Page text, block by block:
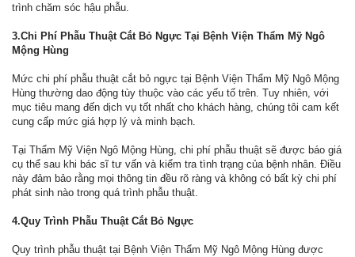
trình chăm sóc hậu phẫu.
3.Chi Phí Phẫu Thuật Cắt Bỏ Ngực Tại Bệnh Viện Thẩm Mỹ Ngô
Mộng Hùng
Mức chi phí phẫu thuật cắt bỏ ngực tại Bệnh Viện Thẩm Mỹ Ngô Mộng
Hùng thường dao động tùy thuộc vào các yếu tố trên. Tuy nhiên, với
mục tiêu mang đến dịch vụ tốt nhất cho khách hàng, chúng tôi cam kết
cung cấp mức giá hợp lý và minh bạch.
Tại Thẩm Mỹ Viện Ngô Mộng Hùng, chi phí phẫu thuật sẽ được báo giá
cụ thể sau khi bác sĩ tư vấn và kiểm tra tình trạng của bệnh nhân. Điều
này đảm bảo rằng mọi thông tin đều rõ ràng và không có bất kỳ chi phí
phát sinh nào trong quá trình phẫu thuật.
4.Quy Trình Phẫu Thuật Cắt Bỏ Ngực
Quy trình phẫu thuật tại Bệnh Viện Thẩm Mỹ Ngô Mộng Hùng được